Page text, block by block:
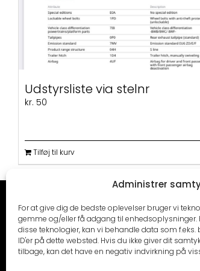
Administrer
For at give dig de bedste oplevelser bruger vi
gemme og/eller få adgang til enhedsoplysninger.
disse teknologier, kan vi behandle data som
ID'er på dette websted. Hvis du ikke giver dit
tilbage, kan det have en negativ indvirkning på
Udstyrsliste via stelnr
kr. 50
Tilføj til kurv
CARTRENDS
Cartrends ApS
2610 Rødovre
Cvr: DK34730334
Mail:
Man